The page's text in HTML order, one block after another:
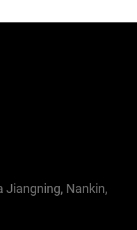
Jiangning, Nankin,